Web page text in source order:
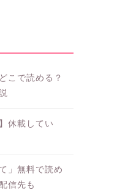
こで読める？
休載してい
」無料で読め
信先も